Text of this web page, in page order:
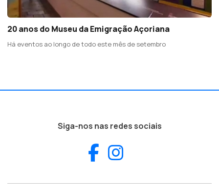
20 anos do Museu da Emigração Açoriana
Há eventos ao longo de todo este mês de setembro
Siga-nos nas redes sociais
Facebook